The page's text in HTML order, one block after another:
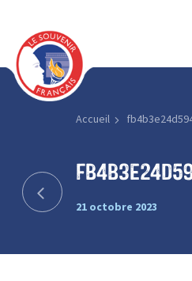
Accueil
21 octobre 2023